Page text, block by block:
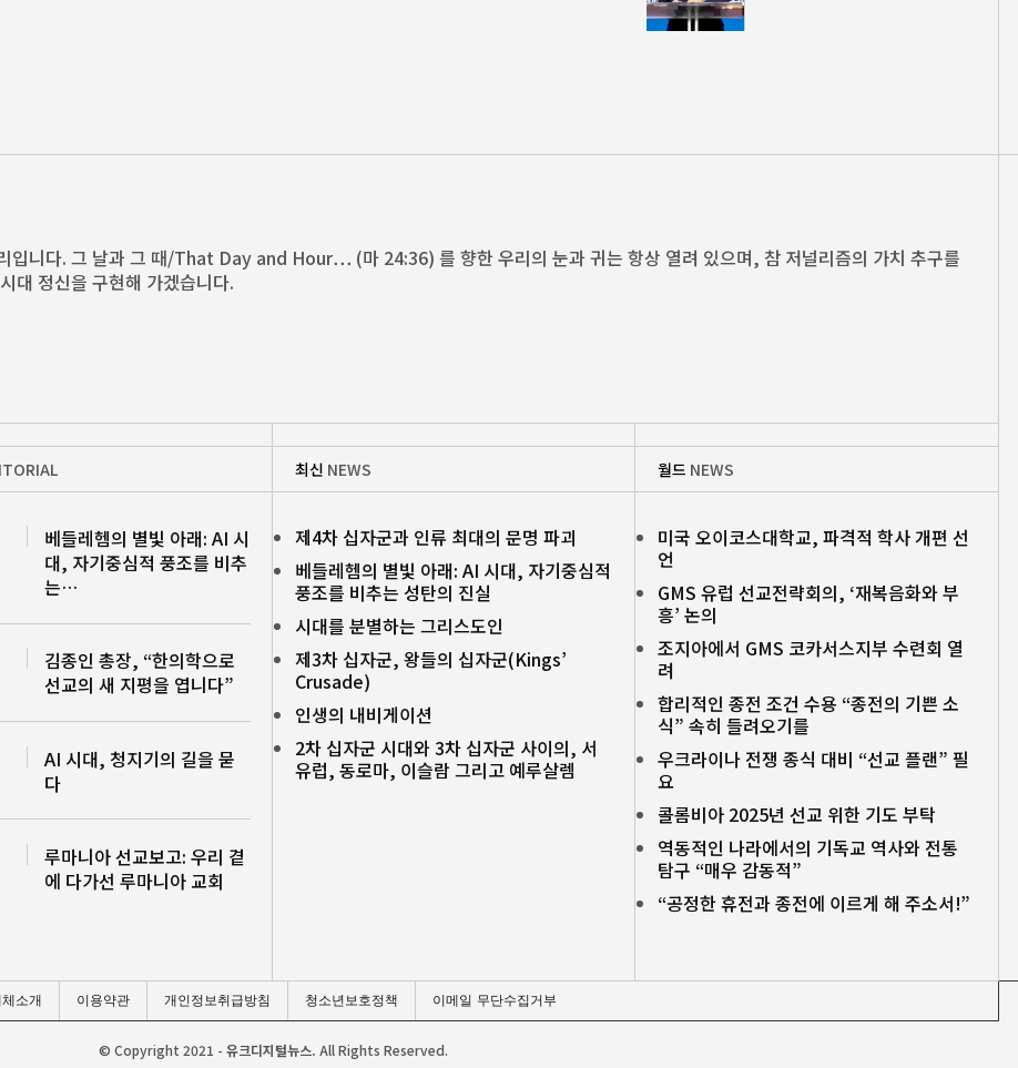
니다. 그 날과 그 때/That Day and Hour… (마 24:36) 를 향한 우리의 눈과 귀는 항상 열려 있으며, 참 저널리즘의 가치 추구를
대 정신을 구현해 가겠습니다.
베들레헴의 별빛 아래: AI 시
대, 자기중심적 풍조를 비추
는…
김종인 총장, “한의학으로
선교의 새 지평을 엽니다”
AI 시대, 청지기의 길을 묻
다
루마니아 선교보고: 우리 곁
에 다가선 루마니아 교회
최신 NEWS
제4차 십자군과 인류 최대의 문명 파괴
베들레헴의 별빛 아래: AI 시대, 자기중심적
풍조를 비추는 성탄의 진실
시대를 분별하는 그리스도인
제3차 십자군, 왕들의 십자군(Kings’
Crusade)
인생의 내비게이션
2차 십자군 시대와 3차 십자군 사이의, 서
유럽, 동로마, 이슬람 그리고 예루살렘
월드 NEWS
미국 오이코스대학교, 파격적 학사 개편 선
언
GMS 유럽 선교전략회의, ‘재복음화와 부
흥’ 논의
조지아에서 GMS 코카서스지부 수련회 열
려
합리적인 종전 조건 수용 “종전의 기쁜 소
식” 속히 들려오기를
우크라이나 전쟁 종식 대비 “선교 플랜” 필
요
콜롬비아 2025년 선교 위한 기도 부탁
역동적인 나라에서의 기독교 역사와 전통
탐구 “매우 감동적”
“공정한 휴전과 종전에 이르게 해 주소서!”
소개 이용약관 개인정보취급방침 청소년보호정책 이메일 무단수집거부
© Copyright 2021 - 유크디지털뉴스. All Rights Reserved.